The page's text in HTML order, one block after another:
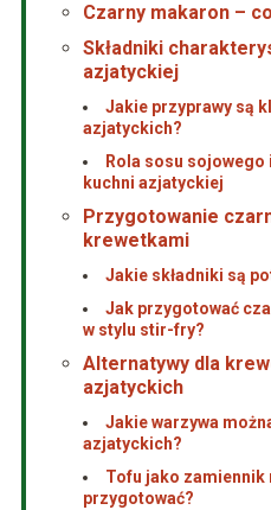
Czarny makaron –
Składniki
azjatyckiej
Jakie przyprawy są
azjatyckich?
Rola sosu
kuchni azjatyckiej
Przygotowanie
krewetkami
Jakie składniki są
Jak przygotować
w stylu stir-fry?
Alternatywy dla
azjatyckich
Jakie warzywa
azjatyckich?
Tofu jako zamiennik
przygotować?